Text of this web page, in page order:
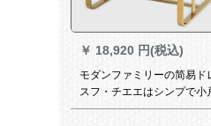
￥ 18,920 円(税込)
モダンファミリーの简易ド
スフ・チエエはシンプで小
塔の怠け者用のシーベルト